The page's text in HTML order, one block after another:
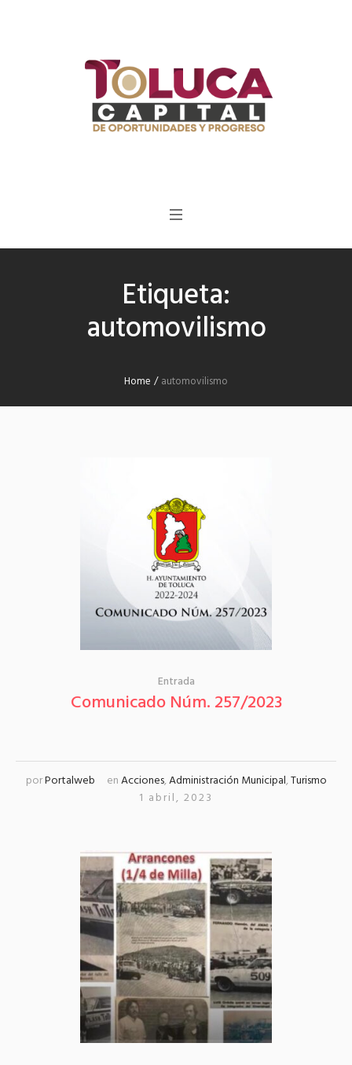
Etiqueta:
automovilismo
Home /automovilismo
Entrada
Comunicado Núm. 257/2023
porPortalweb enAcciones,Administración Municipal,Turismo
1 abril, 2023